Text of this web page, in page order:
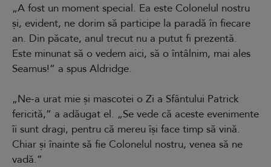
„A fost un moment special. Ea este Colonelul nostru
și, evident, ne dorim să participe la paradă în fiecare
an. Din păcate, anul trecut nu a putut fi prezentă.
Este minunat să o vedem aici, să o întâlnim, mai ales
Seamus!” a spus Aldridge.
„Ne-a urat mie și mascotei o Zi a Sfântului Patrick
fericită,” a adăugat el. „Se vede că aceste evenimente
îi sunt dragi, pentru că mereu își face timp să vină.
Chiar și înainte să fie Colonelul nostru, venea să ne
vadă.”